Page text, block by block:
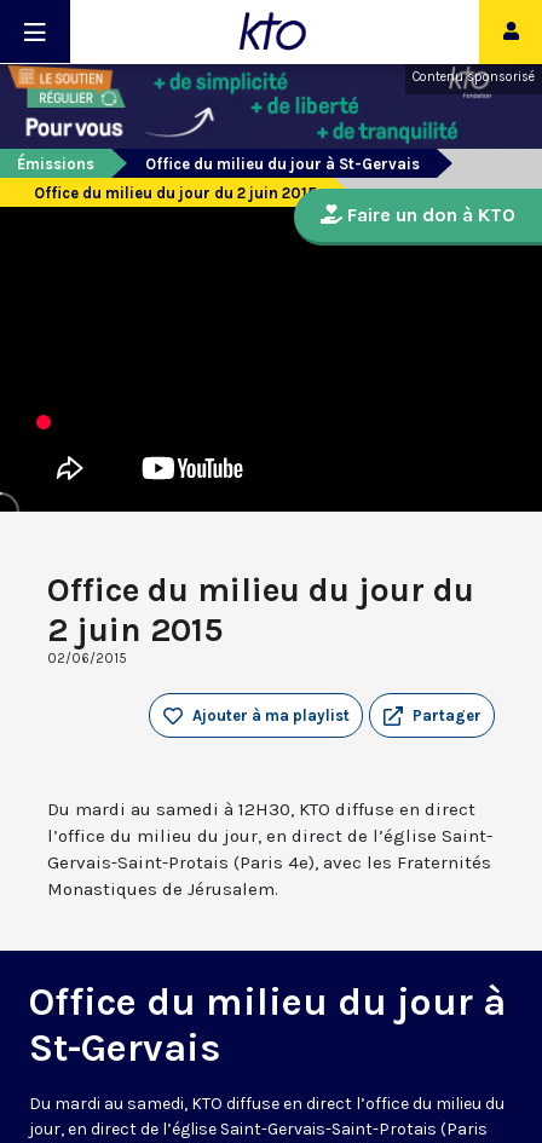
Contenu sponsorisé
Émissions
Office du milieu du jour à St-Gervais
Office du milieu du jour du 2 juin 2015
Office du milieu du jour du
2 juin 2015
02/06/2015
Partager
Ajouter à ma playlist
Du mardi au samedi à 12H30, KTO diffuse en direct
l’office du milieu du jour, en direct de l’église Saint-
Gervais-Saint-Protais (Paris 4e), avec les Fraternités
Monastiques de Jérusalem.
Office du milieu du jour à
St-Gervais
Du mardi au samedi, KTO diffuse en direct l’office du milieu du
jour, en direct de l’église Saint-Gervais-Saint-Protais (Paris
Faire un don à KTO